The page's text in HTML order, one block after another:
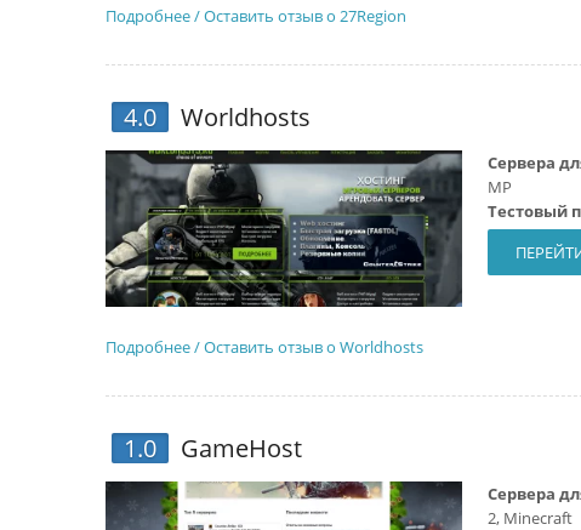
Подробнее / Оставить отзыв о 27Region
4.0 Worldhosts
Сервера
MP
Тестовый
Подробнее / Оставить отзыв о Worldhosts
1.0 GameHost
Сервера
2, Minecraft